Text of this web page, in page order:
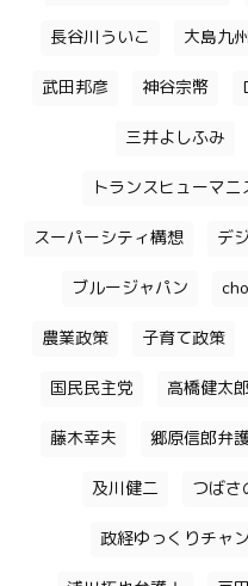
長谷川ういこ 大島九
武田邦彦 神谷宗幣
三井よしふみ
トランスヒューマニ
スーパーシティ構想 デ
ブルージャパン
農業政策 子育て政策
国民民主党 高橋健太
藤木幸夫 郷原信郎弁
及川健二 つばさ
政経ゆっくりチャ